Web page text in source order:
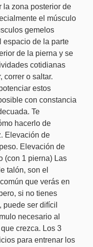
la zona posterior de
el músculo
gemelos
espacio de la parte
de la pierna y se
cotidianas
correr o saltar.
estos
con constancia
Te
hacerlo de
Elevación de
Elevación de
(con 1 pierna) Las
talón, son el
que verás en
si no tienes
ser difícil
necesario al
crezca. Los 3
para entrenar los